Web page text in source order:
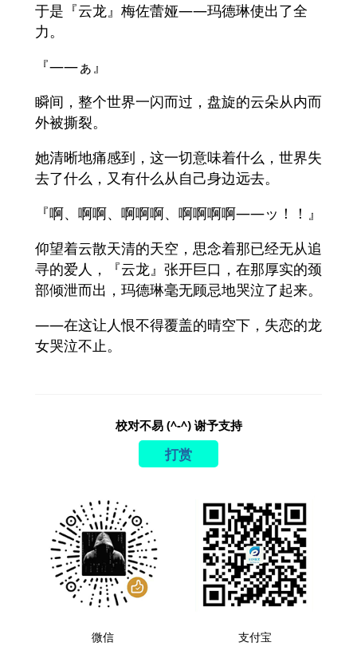
于是『云龙』梅佐蕾娅――玛德琳使出了全
力。
『――ぁ』
瞬间，整个世界一闪而过，盘旋的云朵从内而
外被撕裂。
她清晰地痛感到，这一切意味着什么，世界失
去了什么，又有什么从自己身边远去。
『啊、啊啊、啊啊啊、啊啊啊啊――ッ！！』
仰望着云散天清的天空，思念着那已经无从追
寻的爱人，『云龙』张开巨口，在那厚实的颈
部倾泄而出，玛德琳毫无顾忌地哭泣了起来。
――在这让人恨不得覆盖的晴空下，失恋的龙
女哭泣不止。
校对不易 (^-^) 谢予支持
打赏
微信 支付宝